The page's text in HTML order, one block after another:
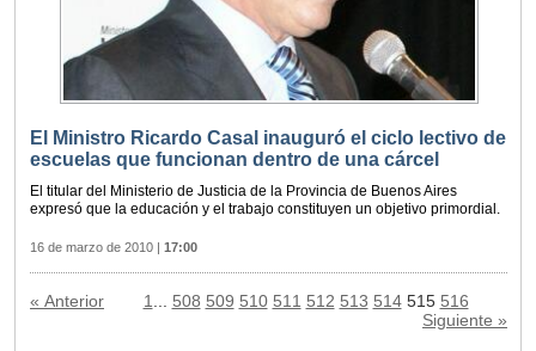
El Ministro Ricardo Casal inauguró el ciclo lectivo de
escuelas que funcionan dentro de una cárcel
El titular del Ministerio de Justicia de la Provincia de Buenos Aires
expresó que la educación y el trabajo constituyen un objetivo primordial.
16 de marzo de 2010 | 17:00
« Anterior 1 508 509 510 511 512 513 514 515 516
Siguiente »